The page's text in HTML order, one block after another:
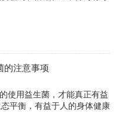
的注意事项
使用益生菌，才能真正有益
平衡，有益于人的身体健康